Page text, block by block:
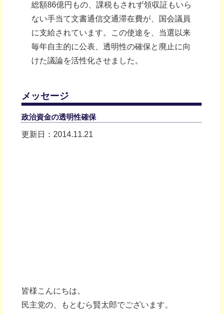
総額86億円もの、課税もされず領収証もいら
ない手当て文書通信交通滞在費が、国会議員
に支給されています。この使途を、当選以来
毎年自主的に公表、透明性の確保と廃止に向
けた議論を活性化させました。
メッセージ
政治資金の透明性確保
更新日：2014.11.21
皆様こんにちは。
民主党の、もとむら賢太郎でございます。